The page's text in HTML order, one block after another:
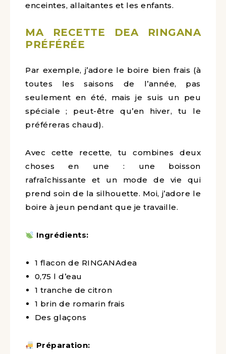
enceintes, allaitantes et les enfants.
MA RECETTE DEA RINGANA
PRÉFÉRÉE
Par exemple, j’adore le boire bien frais (à
toutes les saisons de l’année, pas
seulement en été, mais je suis un peu
spéciale ; peut-être qu’en hiver, tu le
préféreras chaud).
Avec cette recette, tu combines deux
choses en une : une boisson
rafraîchissante et un mode de vie qui
prend soin de la silhouette. Moi, j’adore le
boire à jeun pendant que je travaille.
Ingrédients:
1 flacon de RINGANAdea
0,75 l d’eau
1 tranche de citron
1 brin de romarin frais
Des glaçons
Préparation: